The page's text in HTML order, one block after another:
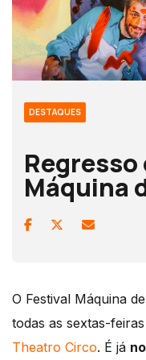
DESTAQUES
Máquina
O Festival Máquina
todas as sextas-
Theatro Circo. É já